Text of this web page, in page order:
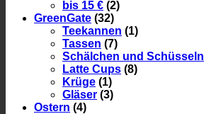
bis 15 € (2)
GreenGate (32)
Teekannen (1)
Tassen (7)
Schälchen und Schüsseln
Latte Cups (8)
Krüge (1)
Gläser (3)
Ostern (4)